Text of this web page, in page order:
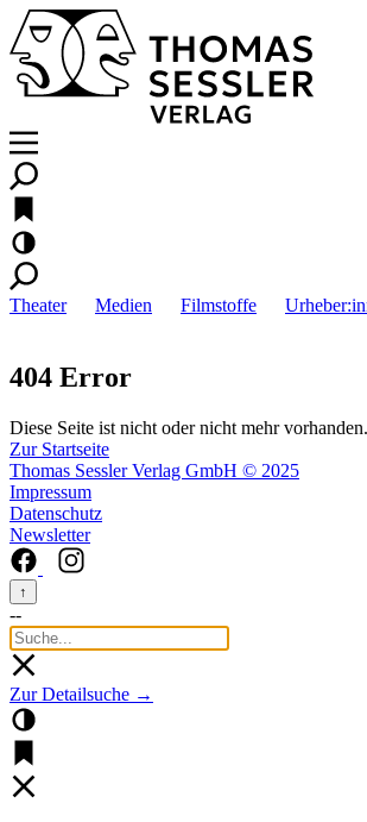
Theater Medien Filmstoffe
404 Error
Diese Seite ist nicht oder nicht mehr
Zur Startseite
Thomas Sessler Verlag GmbH © 2025
Impressum
Datenschutz
Newsletter
↑
--
Zur Detailsuche →